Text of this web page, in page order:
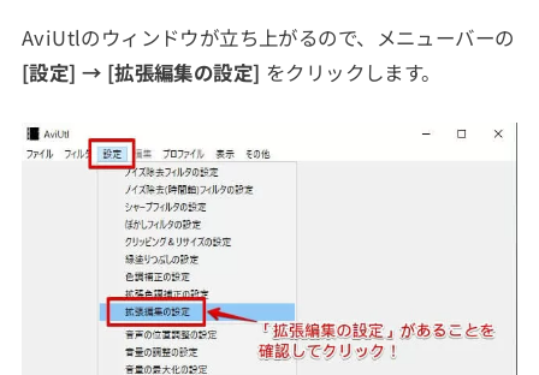
AviUtlのウィンドウが立ち上がるので、メニューバーの
[設定] → [拡張編集の設定] をクリックします。